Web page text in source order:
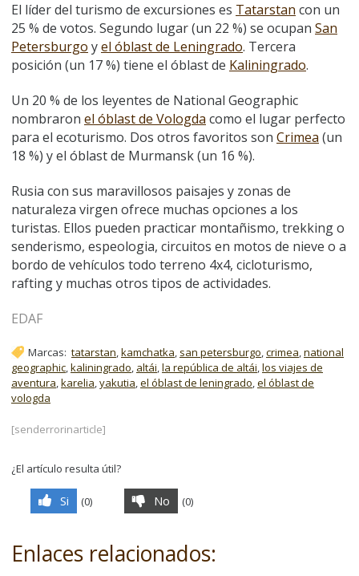
El líder del turismo de excursiones es Tatarstan con un
25 % de votos. Segundo lugar (un 22 %) se ocupan San
Petersburgo yel óblast de Leningrado. Tercera
posición (un 17 %) tiene el óblast de Kaliningrado.
Un 20 % de los leyentes de National Geographic
nombraron el óblast de Vologda como el lugar perfecto
para el ecoturismo. Dos otros favoritos son Crimea (un
18 %) y el óblast de Murmansk (un 16 %).
Rusia con sus maravillosos paisajes y zonas de
naturaleza virgen ofrece muchas opciones a los
turistas. Ellos pueden practicar montañismo, trekking o
senderismo, espeologia, circuitos en motos de nieve o a
bordo de vehículos todo terreno 4x4, cicloturismo,
rafting y muchas otros tipos de actividades.
EDAF
Marcas: tatarstan kamchatka san petersburgo crimea national
geographic,kaliningrado, altái,la república de altái,los viajes de
aventura,karelia,yakutia,el óblast de leningrado,el óblast de
vologda
[senderrorinarticle]
¿El artículo resulta útil?
Si (0) No (0)
Enlaces relacionados: